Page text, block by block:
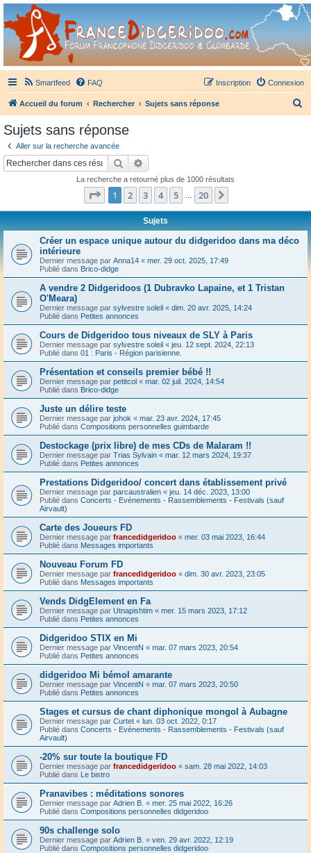
France Didgeridoo
Didgeridoo et Guimbarde sur France Didgeridoo - retrouvez la communauté.
Smartfeed FAQ Connexion
Inscription
Accueil du forum Rechercher Sujets sans réponse
Sujets sans réponse
Aller sur la recherche avancée
Rechercher
La recherche a retourné plus de 1000 résultats
Page 1sur20
1 2 3 4 5 20
Sujets
Créer un espace unique autour du didgeridoo dans ma déco
intérieure
Dernier message par Anna14 « mer. 29 oct. 2025, 17:49
Publié dans Brico-didge
A vendre 2 Didgeridoos (1 Dubravko Lapaine, et 1 Tristan
O'Meara)
Dernier message par sylvestre soleil « dim. 20 avr. 2025, 14:24
Publié dans Petites annonces
Cours de Didgeridoo tous niveaux de SLY à Paris
Dernier message par sylvestre soleil « jeu. 12 sept. 2024, 22:13
Publié dans 01 : Paris - Région parisienne.
Présentation et conseils premier bébé !!
Dernier message par petitcol « mar. 02 juil. 2024, 14:54
Publié dans Brico-didge
Juste un délire teste
Dernier message par johok « mar. 23 avr. 2024, 17:45
Publié dans Compositions personnelles guimbarde
Destockage (prix libre) de mes CDs de Malaram !!
Dernier message par Trias Sylvain « mar. 12 mars 2024, 19:37
Publié dans Petites annonces
Prestations Didgeridoo/ concert dans établissement privé
Dernier message par parcaustralien « jeu. 14 déc. 2023, 13:00
Publié dans Concerts - Evénements - Rassemblements - Festivals (sauf
Airvault)
Carte des Joueurs FD
Dernier message par francedidgeridoo « mer. 03 mai 2023, 16:44
Publié dans Messages importants
Nouveau Forum FD
Dernier message par francedidgeridoo « dim. 30 avr. 2023, 23:05
Publié dans Messages importants
Vends DidgElement en Fa
Dernier message par Utnapishtim « mer. 15 mars 2023, 17:12
Publié dans Petites annonces
Didgeridoo STIX en Mi
Dernier message par VincentN « mar. 07 mars 2023, 20:54
Publié dans Petites annonces
didgeridoo Mi bémol amarante
Dernier message par VincentN « mar. 07 mars 2023, 20:50
Publié dans Petites annonces
Stages et cursus de chant diphonique mongol à Aubagne
Dernier message par Curtet « lun. 03 oct. 2022, 0:17
Publié dans Concerts - Evénements - Rassemblements - Festivals (sauf
Airvault)
-20% sur toute la boutique FD
Dernier message par francedidgeridoo « sam. 28 mai 2022, 14:03
Publié dans Le bistro
Pranavibes : méditations sonores
Dernier message par Adrien B. « mer. 25 mai 2022, 16:26
Publié dans Compositions personnelles didgeridoo
90s challenge solo
Dernier message par Adrien B. « ven. 29 avr. 2022, 12:19
Publié dans Compositions personnelles didgeridoo